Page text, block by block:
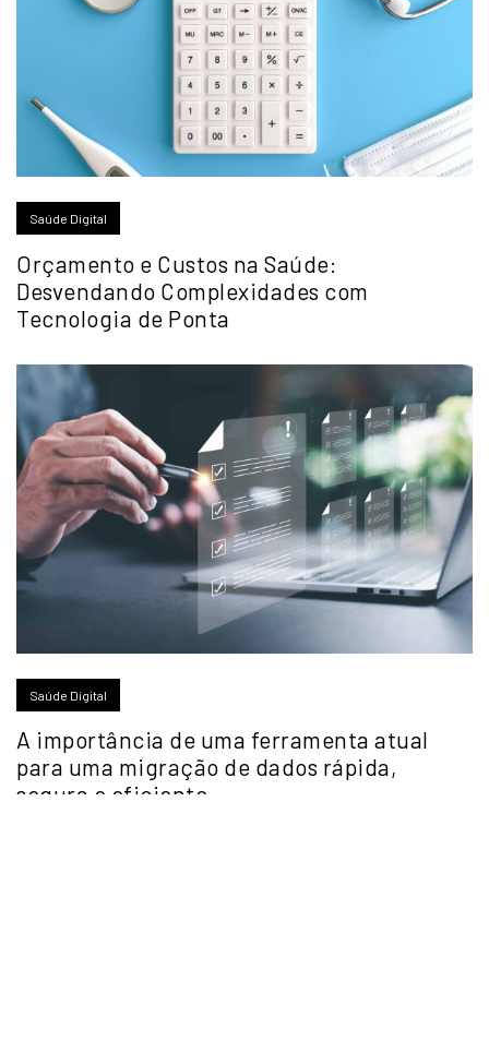
Saúde Digital
Orçamento e Custos na Saúde:
Desvendando Complexidades com
Tecnologia de Ponta
Saúde Digital
A importância de uma ferramenta atual
para uma migração de dados rápida,
segura e eficiente.